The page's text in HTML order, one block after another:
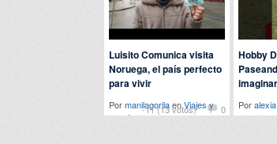
-11 (13 votos) 0
Luisito Comunica visita
Noruega, el país perfecto
para vivir
PormanilagorilaenViajes y
eventos
Hobby
Poralexia